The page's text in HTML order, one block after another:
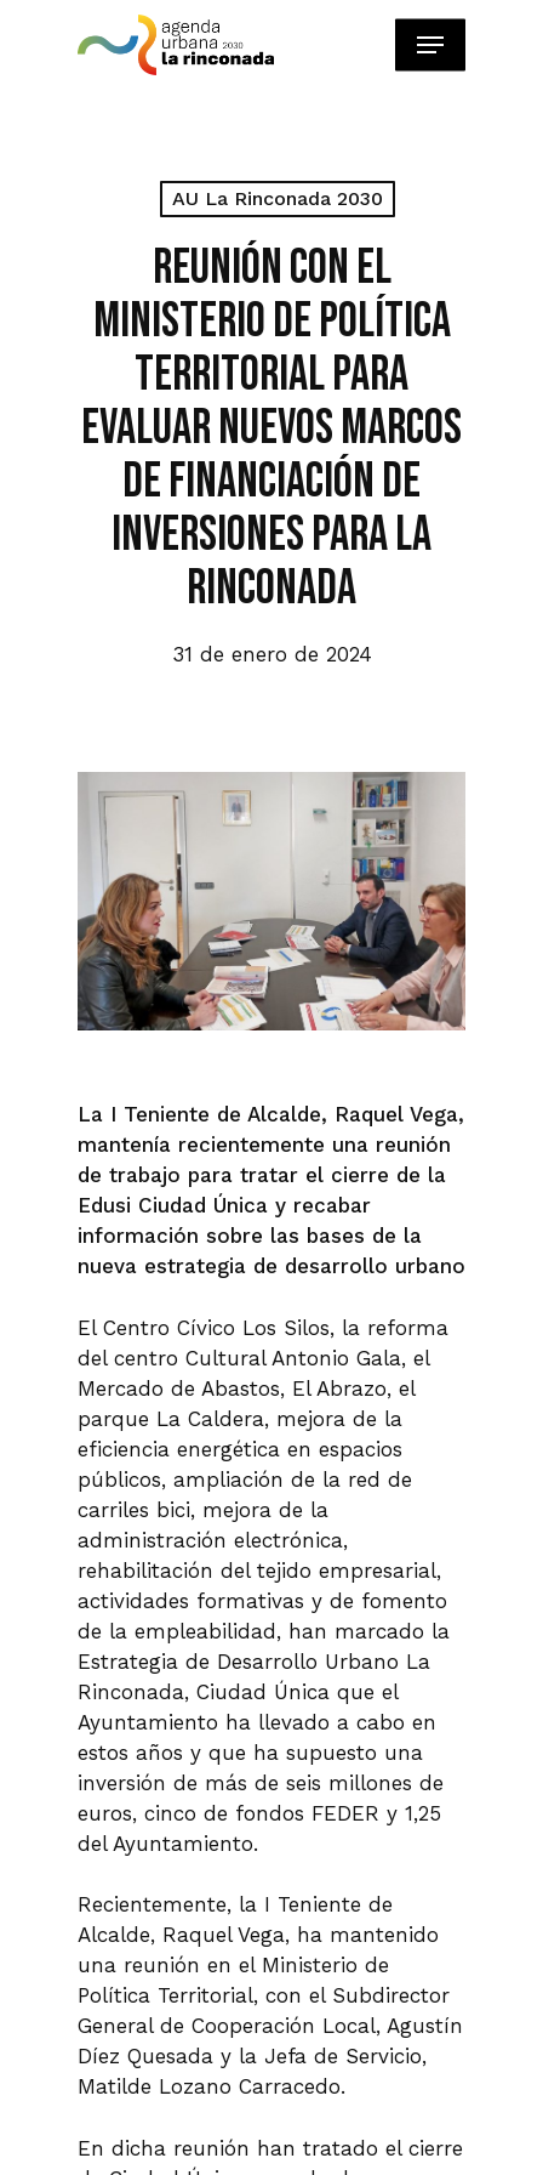
Menu
AU La Rinconada 2030
Reunión con el
Ministerio de Política
Territorial para
evaluar nuevos marcos
de financiación de
inversiones para La
Rinconada
31 de enero de 2024
La I Teniente de Alcalde, Raquel Vega,
mantenía recientemente una reunión
de trabajo para tratar el cierre de la
Edusi Ciudad Única y recabar
información sobre las bases de la
nueva estrategia de desarrollo urbano
El Centro Cívico Los Silos, la reforma
del centro Cultural Antonio Gala, el
Mercado de Abastos, El Abrazo, el
parque La Caldera, mejora de la
eficiencia energética en espacios
públicos, ampliación de la red de
carriles bici, mejora de la
administración electrónica,
rehabilitación del tejido empresarial,
actividades formativas y de fomento
de la empleabilidad, han marcado la
Estrategia de Desarrollo Urbano La
Rinconada, Ciudad Única que el
Ayuntamiento ha llevado a cabo en
estos años y que ha supuesto una
inversión de más de seis millones de
euros, cinco de fondos FEDER y 1,25
del Ayuntamiento.
Recientemente, la I Teniente de
Alcalde, Raquel Vega, ha mantenido
una reunión en el Ministerio de
Política Territorial, con el Subdirector
General de Cooperación Local, Agustín
Díez Quesada y la Jefa de Servicio,
Matilde Lozano Carracedo.
En dicha reunión han tratado el cierre